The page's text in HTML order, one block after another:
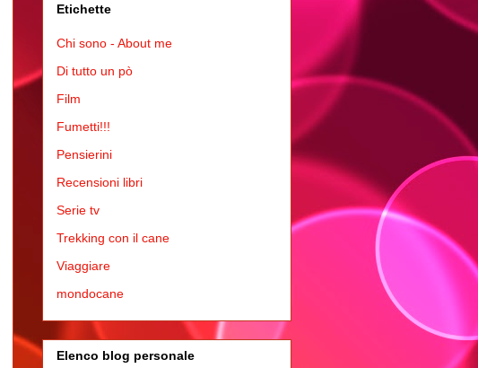
Etichette
Chi sono - About me
Di tutto un pò
Film
Fumetti!!!
Pensierini
Recensioni libri
Serie tv
Trekking con il cane
Viaggiare
mondocane
Elenco blog personale